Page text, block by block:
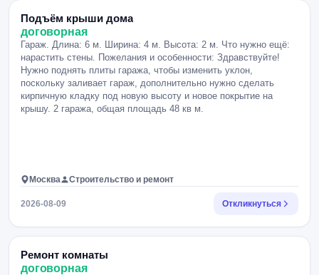
Подъём крыши дома
договорная
Гараж. Длина: 6 м. Ширина: 4 м. Высота: 2 м. Что нужно ещё:
нарастить стены. Пожелания и особенности: Здравствуйте!
Нужно поднять плиты гаража, чтобы изменить уклон,
поскольку заливает гараж, дополнительно нужно сделать
кирпичную кладку под новую высоту и новое покрытие на
крышу. 2 гаража, общая площадь 48 кв м.
Москва Строительство и ремонт
2026-08-09 Откликнуться
Ремонт комнаты
договорная